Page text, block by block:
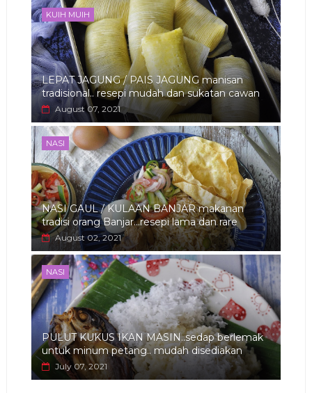
KUIH MUIH
LEPAT JAGUNG / PAIS JAGUNG manisan
tradisional.. resepi mudah dan sukatan cawan
August 07, 2021
NASI
NASI GAUL / KULAAN BANJAR makanan
tradisi orang Banjar...resepi lama dan rare
August 02, 2021
NASI
PULUT KUKUS IKAN MASIN..sedap berlemak
untuk minum petang.. mudah disediakan
July 07, 2021